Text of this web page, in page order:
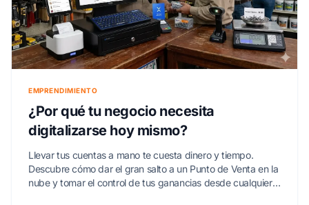
EMPRENDIMIENTO
¿Por qué tu negocio necesita
digitalizarse hoy mismo?
Llevar tus cuentas a mano te cuesta dinero y tiempo.
Descubre cómo dar el gran salto a un Punto de Venta en la
nube y tomar el control de tus ganancias desde cualquier